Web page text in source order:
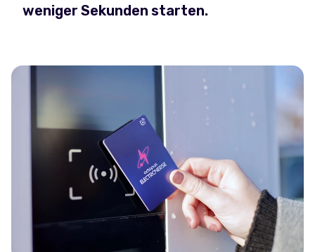
weniger Sekunden starten.